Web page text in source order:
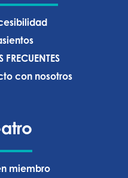
FRECUENTES
con nosotros
miembro